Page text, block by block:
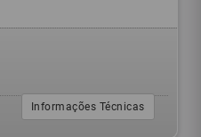
Informações Técnicas